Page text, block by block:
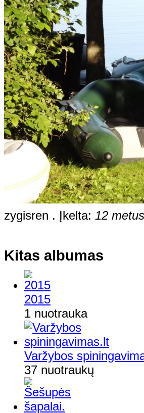
zygisren . Įkelta: 12
Kitas albumas
2015
1 nuotrauka
Varžybos
37 nuotraukų